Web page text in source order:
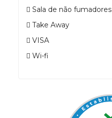
Sala de não fumadores
Take Away
VISA
Wi-fi